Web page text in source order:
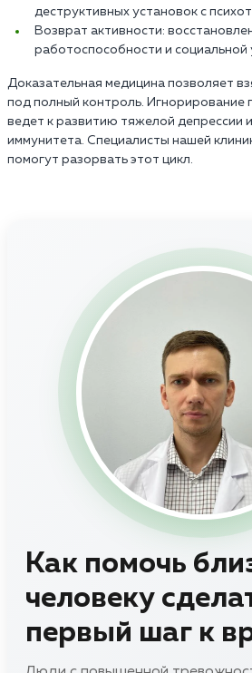
деструктивных установок с
Возврат активности:
работоспособности и социальной
Доказательная медицина позволяет
под полный контроль. Игнорирование
ведет к развитию тяжелой депрессии
иммунитета. Специалисты нашей
помогут разорвать этот цикл.
Как помочь
человеку
первый шаг к